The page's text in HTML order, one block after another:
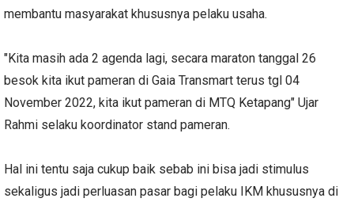
membantu masyarakat khususnya pelaku usaha.
"Kita masih ada 2 agenda lagi, secara maraton tanggal 26
besok kita ikut pameran di Gaia Transmart terus tgl 04
November 2022, kita ikut pameran di MTQ Ketapang" Ujar
Rahmi selaku koordinator stand pameran.
Hal ini tentu saja cukup baik sebab ini bisa jadi stimulus
sekaligus jadi perluasan pasar bagi pelaku IKM khususnya di